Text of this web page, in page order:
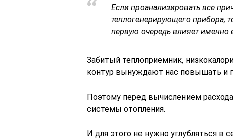
Если проанализировать все
теплогенерирующего прибора,
первую очередь влияет именно
Забитый теплоприемник,
контур вынуждают нас повышать и
Поэтому перед вычислением
системы отопления.
И для этого не нужно углубляться